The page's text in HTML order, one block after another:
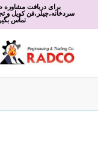
برای دریافت
سردخانه،چیلر،فن کویل و
تماس